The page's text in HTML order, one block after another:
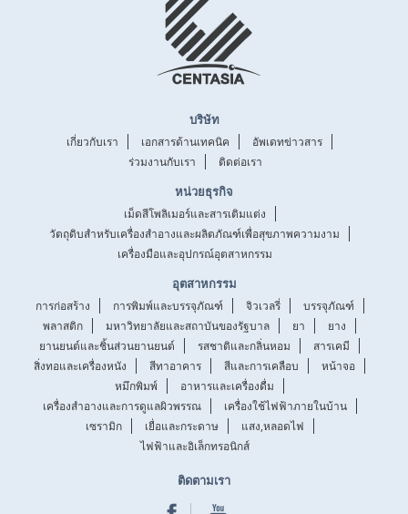
บริษัท
เกี่ยวกับเรา เอกสารด้านเทคนิค
อัพเดทข่าวสาร
ร่วมงานกับเรา
ติดต่อเรา
หน่วยธุรกิจ
เม็ดสีโพลิเมอร์และสารเติมแต่ง
วัตถุดิบสำหรับเครื่องสำอางและผลิตภัณฑ์เพื่อสุขภาพความงาม
เครื่องมือและอุปกรณ์อุตสาหกรรม
อุตสาหกรรม
การก่อสร้าง การพิมพ์และบรรจุภัณฑ์ จิวเวลรี่
บรรจุภัณฑ์
พลาสติก
มหาวิทยาลัยและสถาบันของรัฐบาล ยา
ยาง
ยานยนต์และชิ้นส่วนยานยนต์
รสชาติและกลิ่นหอม
สารเคมี
สิ่งทอและเครื่องหนัง
สีทาอาคาร สีและการเคลือบ
หน้าจอ
หมึกพิมพ์
อาหารและเครื่องดื่ม
เครื่องสำอางและการดูแลผิวพรรณ
เครื่องใช้ไฟฟ้าภายในบ้าน
เซรามิก
เยื่อและกระดาษ
แสง,หลอดไฟ
ไฟฟ้าและอิเล็กทรอนิกส์
ติดตามเรา